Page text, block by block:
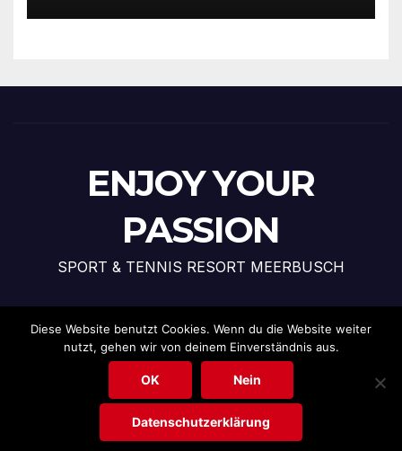
ENJOY YOUR
PASSION
SPORT & TENNIS RESORT MEERBUSCH
Stolz präsentiert von WordPress|Theme: News Talk von
Themeansar
DatenschutzerklärungImpressumHausordnung Teremeer
Diese Website benutzt Cookies. Wenn du die Website weiter
nutzt, gehen wir von deinem Einverständnis aus.
OK Nein
Datenschutzerklärung